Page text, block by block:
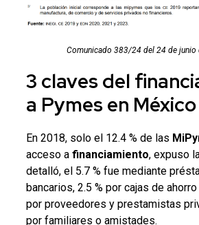
Comunicado 383/24 del 24 de junio
3 claves del
a Pymesen México
En 2018, solo el 12.4 % de las
acceso a financiamiento, expuso
detalló, el 5.7 % fue mediante
bancarios, 2.5 % por cajas de ahorro
por proveedores y prestamistas
por familiares o amistades.